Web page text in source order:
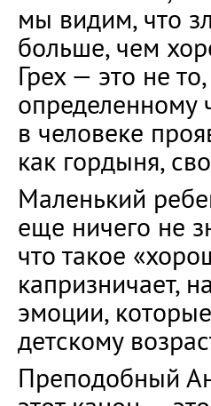
мы видим, что
больше, чем
Грех — это не
определенному
в человеке
как гордыня,
Маленький
еще ничего не
что такое
капризничает,
эмоции,
детскому
Преподобный